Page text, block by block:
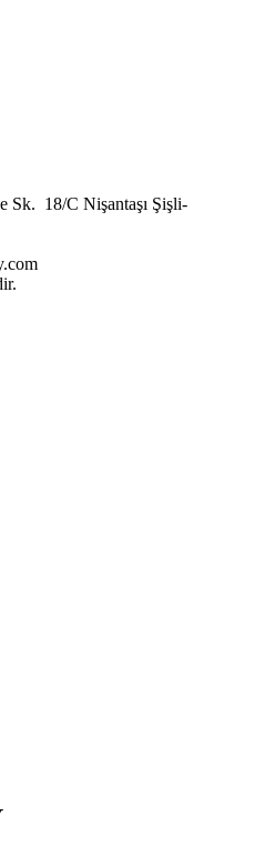
Sk. 18/C Nişantaşı Şişli-